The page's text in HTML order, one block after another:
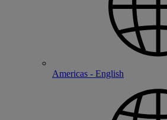
Americas - English